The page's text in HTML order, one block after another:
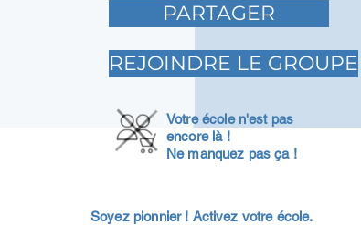
PARTAGER
REJOINDRE LE GROUPE
Votre école n'est pas
encore là !
Ne manquez pas ça !
Soyez pionnier ! Activez votre école.